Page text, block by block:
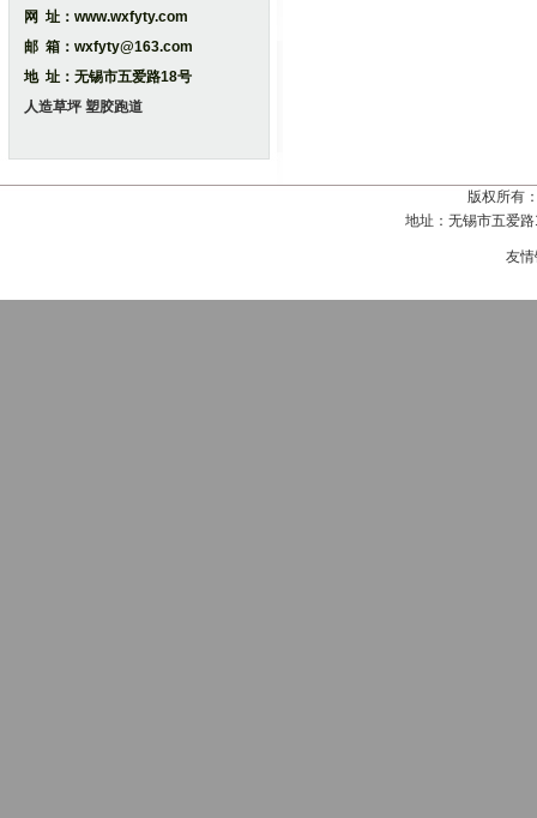
网 址：www.wxfyty.com
邮 箱：wxfyty@163.com
地 址：无锡市五爱路18号
人造草坪 塑胶跑道
版权所有
地址：无锡市五爱
友